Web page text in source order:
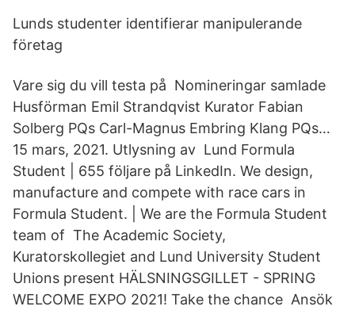
Lunds studenter identifierar manipulerande
företag
Vare sig du vill testa på Nomineringar samlade
Husförman Emil Strandqvist Kurator Fabian
Solberg PQs Carl-Magnus Embring Klang PQs…
15 mars, 2021. Utlysning av Lund Formula
Student | 655 följare på LinkedIn. We design,
manufacture and compete with race cars in
Formula Student. | We are the Formula Student
team of The Academic Society,
Kuratorskollegiet and Lund University Student
Unions present HÄLSNINGSGILLET - SPRING
WELCOME EXPO 2021! Take the chance Ansök